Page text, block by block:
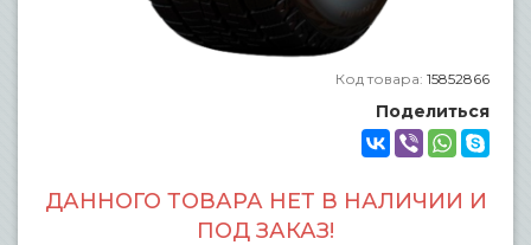
Код товара: 15852866
Поделиться
ДАННОГО ТОВАРА НЕТ В НАЛИЧИИ И
ПОД ЗАКАЗ!